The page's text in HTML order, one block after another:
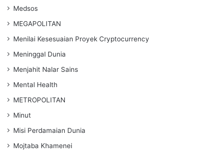
Medsos
MEGAPOLITAN
Menilai Kesesuaian Proyek Cryptocurrency
Meninggal Dunia
Menjahit Nalar Sains
Mental Health
METROPOLITAN
Minut
Misi Perdamaian Dunia
Mojtaba Khamenei